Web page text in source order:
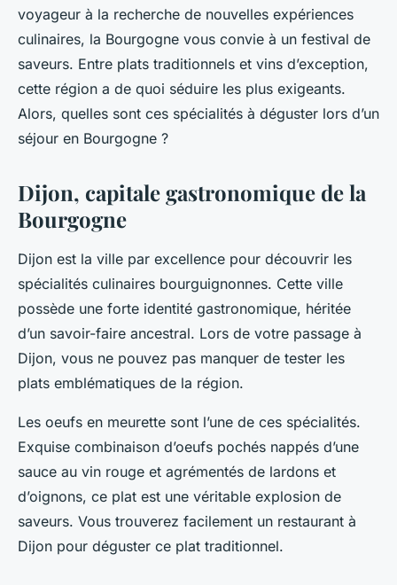
voyageur à la recherche de nouvelles expériences
culinaires, la Bourgogne vous convie à un festival de
saveurs. Entre plats traditionnels et vins d’exception,
cette région a de quoi séduire les plus exigeants.
Alors, quelles sont ces spécialités à déguster lors d’un
séjour en Bourgogne ?
Dijon, capitale gastronomique de la
Bourgogne
Dijon est la ville par excellence pour découvrir les
spécialités culinaires bourguignonnes. Cette ville
possède une forte identité gastronomique, héritée
d’un savoir-faire ancestral. Lors de votre passage à
Dijon, vous ne pouvez pas manquer de tester les
plats emblématiques de la région.
Les oeufs en meurette sont l’une de ces spécialités.
Exquise combinaison d’oeufs pochés nappés d’une
sauce au vin rouge et agrémentés de lardons et
d’oignons, ce plat est une véritable explosion de
saveurs. Vous trouverez facilement un restaurant à
Dijon pour déguster ce plat traditionnel.